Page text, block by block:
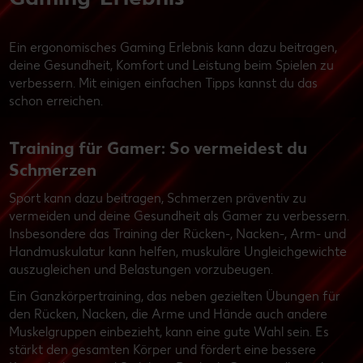
Ein ergonomisches Gaming Erlebnis kann dazu beitragen,
deine Gesundheit, Komfort und Leistung beim Spielen zu
verbessern. Mit einigen einfachen Tipps kannst du das
schon erreichen.
Training für Gamer: So vermeidest du
Schmerzen
Sport kann dazu beitragen, Schmerzen präventiv zu
vermeiden und deine Gesundheit als Gamer zu verbessern.
Insbesondere das Training der Rücken-, Nacken-, Arm- und
Handmuskulatur kann helfen, muskuläre Ungleichgewichte
auszugleichen und Belastungen vorzubeugen.
Ein Ganzkörpertraining, das neben gezielten Übungen für
den Rücken, Nacken, die Arme und Hände auch andere
Muskelgruppen einbezieht, kann eine gute Wahl sein. Es
stärkt den gesamten Körper und fördert eine bessere